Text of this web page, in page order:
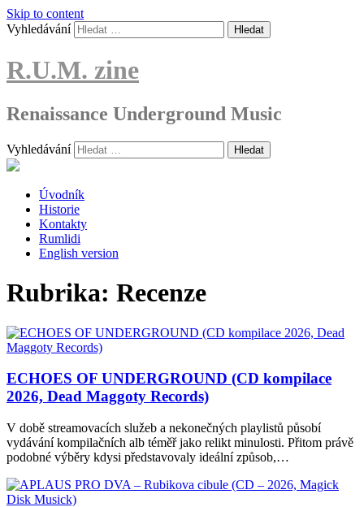
Skip to content
Vyhledávání
R.U.M. zine
Renaissance Underground Music
Vyhledávání
Úvodník
Historie
Kontakty
Rumlidi
English version
Rubrika: Recenze
ECHOES OF UNDERGROUND (CD kompilace
2026, Dead Maggoty Records)
V době streamovacích služeb a nekonečných playlistů působí
vydávání kompilačních alb téměř jako relikt minulosti. Přitom právě
podobné výběry kdysi představovaly ideální způsob,…